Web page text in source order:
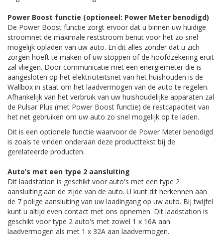
Power Boost functie (optioneel: Power Meter benodigd)
De Power Boost functie zorgt ervoor dat u binnen uw huidige
stroomnet de maximale reststroom benut voor het zo snel
mogelijk opladen van uw auto. En dit alles zonder dat u zich
zorgen hoeft te maken of uw stoppen of de hoofdzekering eruit
zal vliegen. Door communicatie met een energiemeter die is
aangesloten op het elektriciteitsnet van het huishouden is de
Wallbox in staat om het laadvermogen van de auto te regelen.
Afhankelijk van het verbruik van uw huishoudelijke apparaten zal
de Pulsar Plus (met Power Boost functie) de restcapaciteit van
het net gebruiken om uw auto zo snel mogelijk op te laden.
Dit is een optionele functie waarvoor de Power Meter benodigd
is zoals te vinden onderaan deze producttekst bij de
gerelateerde producten.
Auto’s met een type 2 aansluiting
Dit laadstation is geschikt voor auto's met een type 2
aansluiting aan de zijde van de auto. U kunt dit herkennen aan
de 7 polige aansluiting van uw laadingang op uw auto. Bij twijfel
kunt u altijd even contact met ons opnemen. Dit laadstation is
geschikt voor type 2 auto's met zowel 1 x 16A aan
laadvermogen als met 1 x 32A aan laadvermogen.